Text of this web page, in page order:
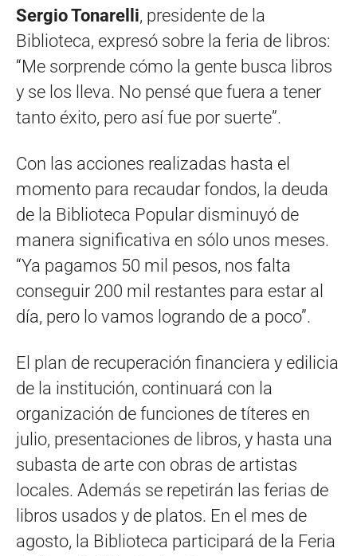
Sergio Tonarelli, presidente de la
Biblioteca, expresó sobre la feria de libros:
“Me sorprende cómo la gente busca libros
y se los lleva. No pensé que fuera a tener
tanto éxito, pero así fue por suerte”.
Con las acciones realizadas hasta el
momento para recaudar fondos, la deuda
de la Biblioteca Popular disminuyó de
manera significativa en sólo unos meses.
“Ya pagamos 50 mil pesos, nos falta
conseguir 200 mil restantes para estar al
día, pero lo vamos logrando de a poco”.
El plan de recuperación financiera y edilicia
de la institución, continuará con la
organización de funciones de títeres en
julio, presentaciones de libros, y hasta una
subasta de arte con obras de artistas
locales. Además se repetirán las ferias de
libros usados y de platos. En el mes de
agosto, la Biblioteca participará de la Feria